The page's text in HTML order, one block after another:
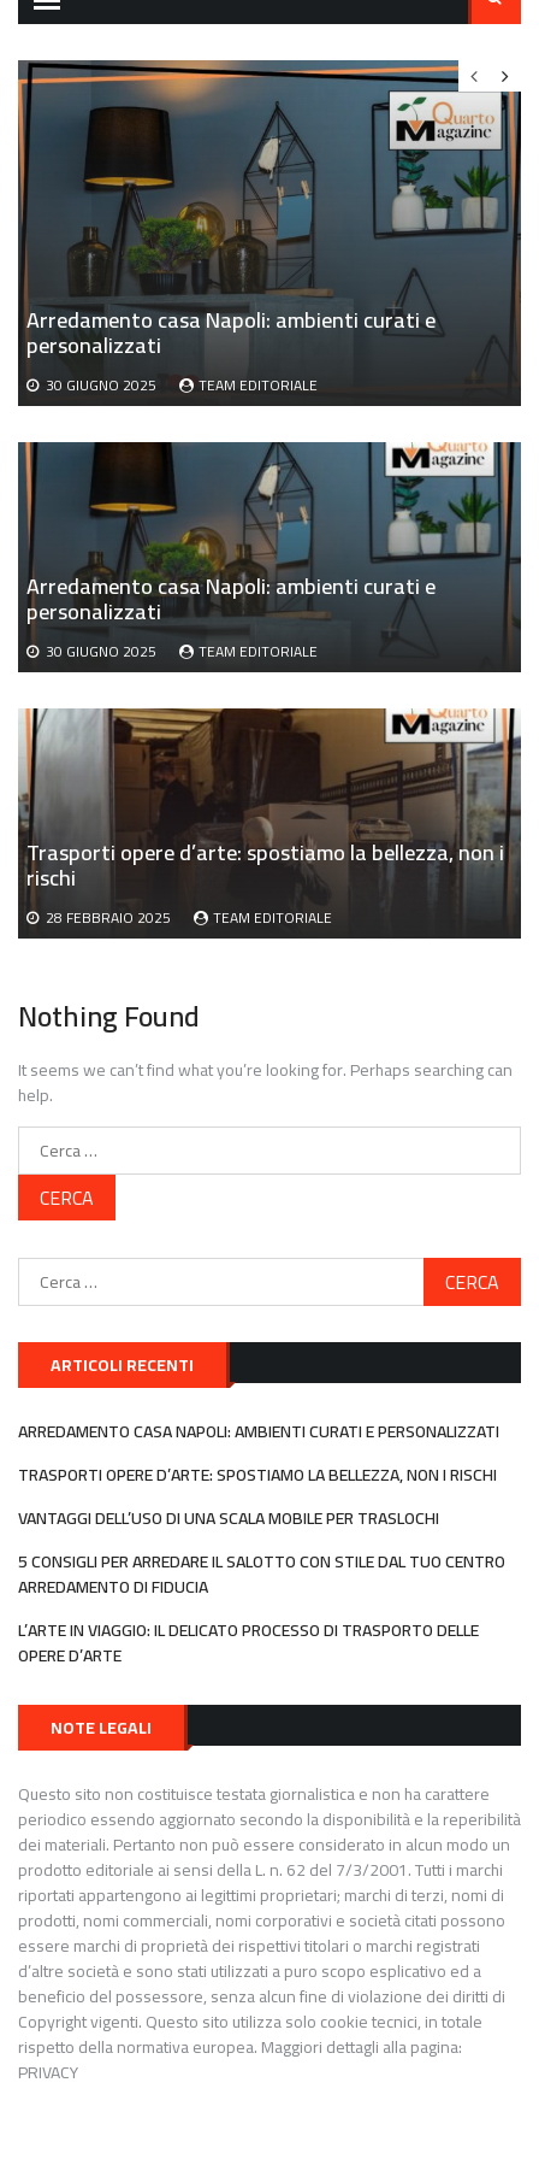
Arredamento casa Napoli: ambienti curati e
personalizzati
30 GIUGNO 2025 TEAM EDITORIALE
Trasporti opere d’arte: spostiamo la bellezza, non i
rischi
28 FEBBRAIO 2025 TEAM EDITORIALE
Arredamento casa Napoli: ambienti curati e
personalizzati
30 GIUGNO 2025 TEAM EDITORIALE
Nothing Found
It seems we can’t find what you’re looking for. Perhaps searching can
help.
Ricerca
per:
Ricerca
per:
ARTICOLI RECENTI
ARREDAMENTO CASA NAPOLI: AMBIENTI CURATI E PERSONALIZZATI
TRASPORTI OPERE D’ARTE: SPOSTIAMO LA BELLEZZA, NON I RISCHI
VANTAGGI DELL’USO DI UNA SCALA MOBILE PER TRASLOCHI
5 CONSIGLI PER ARREDARE IL SALOTTO CON STILE DAL TUO CENTRO
ARREDAMENTO DI FIDUCIA
L’ARTE IN VIAGGIO: IL DELICATO PROCESSO DI TRASPORTO DELLE
OPERE D’ARTE
NOTE LEGALI
Questo sito non costituisce testata giornalistica e non ha carattere
periodico essendo aggiornato secondo la disponibilità e la reperibilità
dei materiali. Pertanto non può essere considerato in alcun modo un
prodotto editoriale ai sensi della L. n. 62 del 7/3/2001. Tutti i marchi
riportati appartengono ai legittimi proprietari; marchi di terzi, nomi di
prodotti, nomi commerciali, nomi corporativi e società citati possono
essere marchi di proprietà dei rispettivi titolari o marchi registrati
d’altre società e sono stati utilizzati a puro scopo esplicativo ed a
beneficio del possessore, senza alcun fine di violazione dei diritti di
Copyright vigenti. Questo sito utilizza solo cookie tecnici, in totale
rispetto della normativa europea. Maggiori dettagli alla pagina:
PRIVACY